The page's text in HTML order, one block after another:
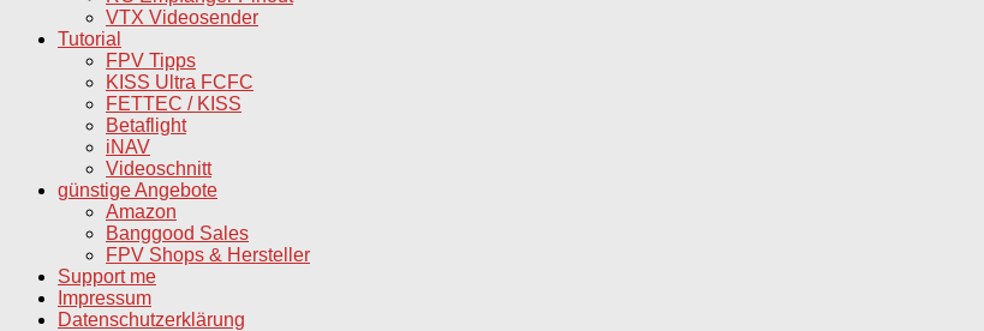
VTX Videosender
Tutorial
FPV Tipps
KISS Ultra FCFC
FETTEC / KISS
Betaflight
iNAV
Videoschnitt
günstige Angebote
Amazon
Banggood Sales
FPV Shops & Hersteller
Support me
Impressum
Datenschutzerklärung